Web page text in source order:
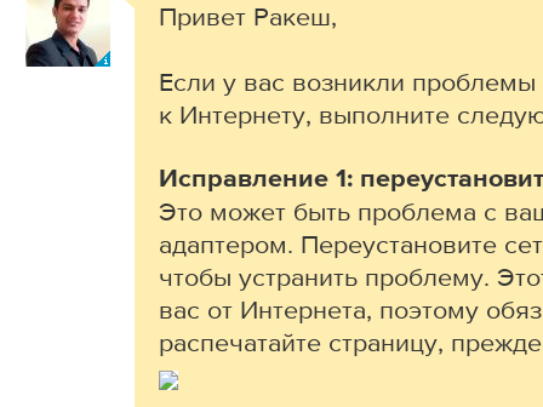
Привет Ракеш,
Если у вас возникли
к Интернету, выполните
Исправление 1:
Это может быть проблема с
адаптером. Переустановите
чтобы устранить проблему.
вас от Интернета, поэтому
распечатайте страницу,